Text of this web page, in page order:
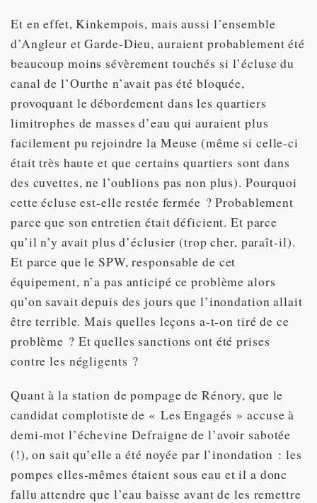
Et en effet, Kinkempois, mais aussi l’ensemble
d’Angleur et Garde-Dieu, auraient probablement été
beaucoup moins sévèrement touchés si l’écluse du
canal de l’Ourthe n’avait pas été bloquée,
provoquant le débordement dans les quartiers
limitrophes de masses d’eau qui auraient plus
facilement pu rejoindre la Meuse (même si celle-ci
était très haute et que certains quartiers sont dans
des cuvettes, ne l’oublions pas non plus). Pourquoi
cette écluse est-elle restée fermée ? Probablement
parce que son entretien était déficient. Et parce
qu’il n’y avait plus d’éclusier (trop cher, paraît-il).
Et parce que le SPW, responsable de cet
équipement, n’a pas anticipé ce problème alors
qu’on savait depuis des jours que l’inondation allait
être terrible. Mais quelles leçons a-t-on tiré de ce
problème ? Et quelles sanctions ont été prises
contre les négligents ?
Quant à la station de pompage de Rénory, que le
candidat complotiste de « Les Engagés » accuse à
demi-mot l’échevine Defraigne de l’avoir sabotée
(!), on sait qu’elle a été noyée par l’inondation : les
pompes elles-mêmes étaient sous eau et il a donc
fallu attendre que l’eau baisse avant de les remettre